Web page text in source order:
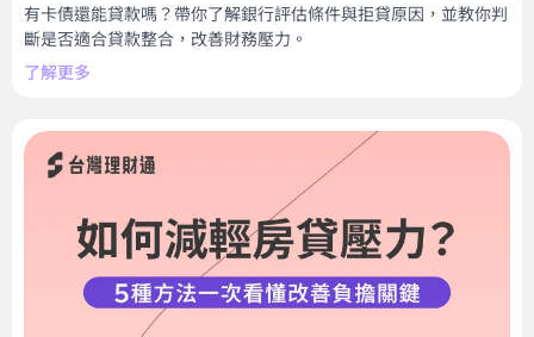
有卡債還能貸款嗎？帶你了解銀行評估條件與拒貸原因，並教你判
斷是否適合貸款整合，改善財務壓力。
了解更多